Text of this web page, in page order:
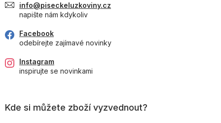
info@piseckeluzkoviny.cz
napište nám kdykoliv
Facebook
odebírejte zajímavé novinky
Instagram
inspirujte se novinkami
Kde si můžete zboží vyzvednout?